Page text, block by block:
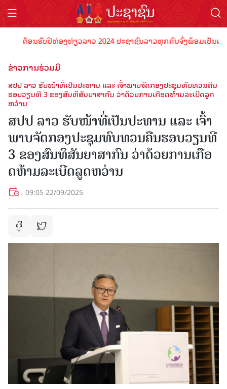
ຕ້ອນຮັບປີທ່ອງທ່ຽວລາວ 2024 ປະຊາຊົນລາວທຸກຄົນຈົ່ງພ້ອມເປັນເຈົ້າ
ຂ່າວການຮ່ວມມື
ສປປ ລາວ ຮັບໜ້າທີ່ເປັນປະທານ ແລະ ເຈົ້າພາບຈັດກອງປະຊຸມທົບທວນຄືນ
ຮອບວຽນທີ 3 ຂອງສົນທິສັນຍາສາກົນ ວ່າດ້ວຍການເກືອດຫ້າມລະເບີດລູດ
ຫວ່ານ
ສປປ ລາວ ຮັບໜ້າທີ່ເປັນປະທານ ແລະ ເຈົ້າ
ພາບຈັດກອງປະຊຸມທົບທວນຄືນຮອບວຽນທີ
3 ຂອງສົນທິສັນຍາສາກົນ ວ່າດ້ວຍການເກືອ
ດຫ້າມລະເບີດລູດຫວ່ານ
09:05 22/09/2025